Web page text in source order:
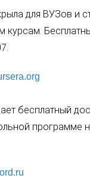
для ВУЗов и
курсам.
бесплатный
программе